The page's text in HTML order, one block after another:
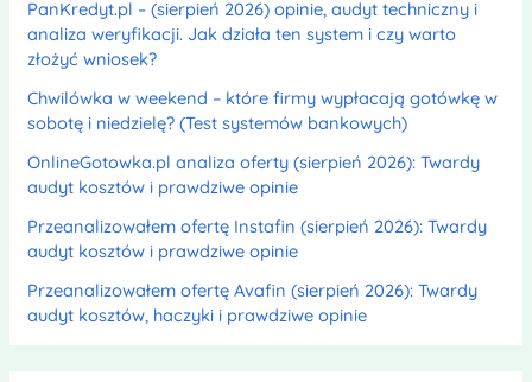
PanKredyt.pl – (sierpień 2026) opinie, audyt techniczny i
analiza weryfikacji. Jak działa ten system i czy warto
złożyć wniosek?
Chwilówka w weekend – które firmy wypłacają gotówkę w
sobotę i niedzielę? (Test systemów bankowych)
OnlineGotowka.pl analiza oferty (sierpień 2026): Twardy
audyt kosztów i prawdziwe opinie
Przeanalizowałem ofertę Instafin (sierpień 2026): Twardy
audyt kosztów i prawdziwe opinie
Przeanalizowałem ofertę Avafin (sierpień 2026): Twardy
audyt kosztów, haczyki i prawdziwe opinie